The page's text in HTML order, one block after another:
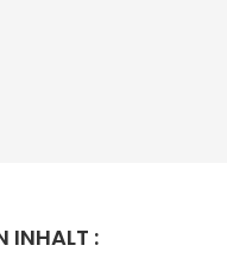
INHALT :